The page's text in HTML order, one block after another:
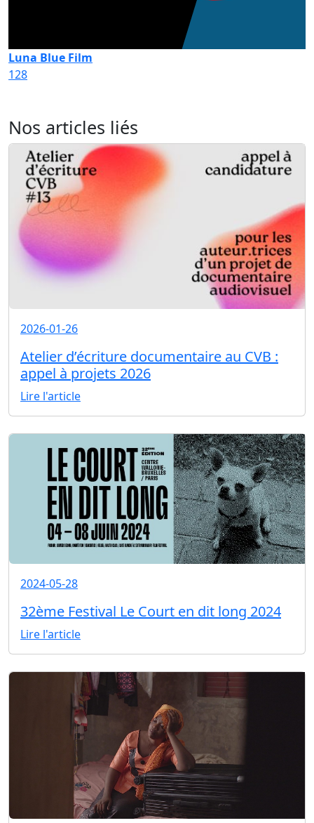
Luna Blue Film
128
Nos articles liés
2026-01-26
Atelier d’écriture documentaire au CVB :
appel à projets 2026
Lire l'article
2024-05-28
32ème Festival Le Court en dit long 2024
Lire l'article